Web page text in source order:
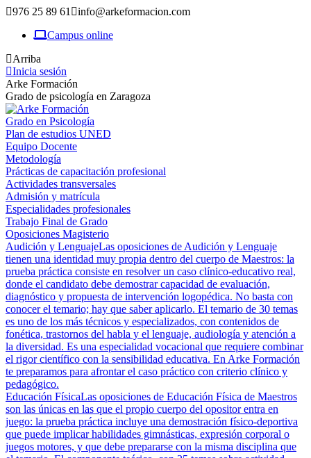
976 25 89 61
info@arkeformacion.com
Campus online
Arriba
Inicia sesión
Arke Formación
Grado de psicología en Zaragoza
Grado en Psicología
Plan de estudios UNED
Equipo Docente
Metodología
Prácticas de capacitación profesional
Actividades transversales
Admisión y matrícula
Especialidades profesionales
Trabajo Final de Grado
Oposiciones Magisterio
Audición y LenguajeLas oposiciones de Audición y Lenguaje
tienen una identidad muy propia dentro del cuerpo de Maestros: la
prueba práctica consiste en resolver un caso clínico-educativo real,
donde el candidato debe demostrar capacidad de evaluación,
diagnóstico y propuesta de intervención logopédica. No basta con
conocer el temario; hay que saber aplicarlo. El temario de 30 temas
es uno de los más técnicos y especializados, con contenidos de
fonética, trastornos del habla y el lenguaje, audiología y atención a
la diversidad. Es una especialidad vocacional que requiere combinar
el rigor científico con la sensibilidad educativa. En Arke Formación
te preparamos para afrontar el caso práctico con criterio clínico y
pedagógico.
Educación FísicaLas oposiciones de Educación Física de Maestros
son las únicas en las que el propio cuerpo del opositor entra en
juego: la prueba práctica incluye una demostración físico-deportiva
que puede implicar habilidades gimnásticas, expresión corporal o
juegos motores, y que debe prepararse con la misma disciplina que